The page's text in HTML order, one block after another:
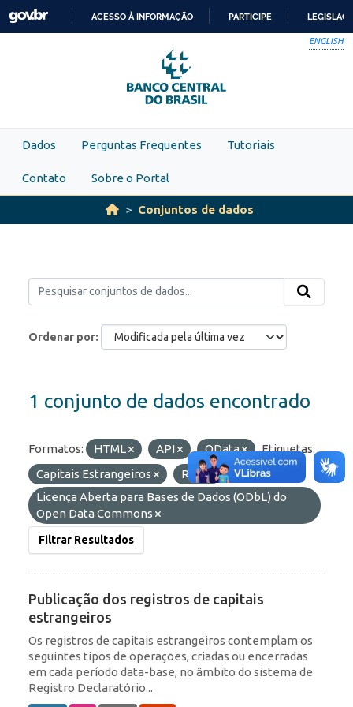
Skip to main content
PARA
O
CONTEÚDO
ACESSO À INFORMAÇÃO PARTICIPE
ENGLISH
Dados Perguntas Frequentes Tutoriais
Contato Sobre o Portal
Conjuntos de dados
Ordenar por
1 conjunto de dados encontrado
Formatos: HTML API OData
Etiquetas:
Capitais Estrangeiros
RDE
Licenças:
Licença Aberta para Bases de Dados (ODbL) do
Open Data Commons
Filtrar Resultados
Publicação dos registros de capitais
estrangeiros
Os registros de capitais estrangeiros contemplam os
seguintes tipos de operações, criadas ou encerradas
em cada período data-base, no âmbito do sistema de
Registro Declaratório...